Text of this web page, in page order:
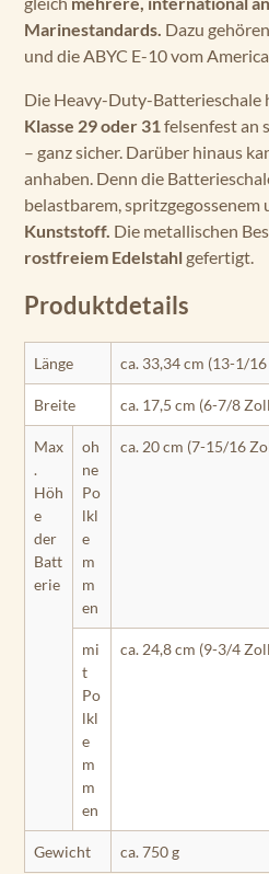
Marinestandards. Dazu
und die ABYC E-10 vom
Die Heavy-Duty-Batterieschale
Klasse 29 oder 31felsenfest an
– ganz sicher. Darüber hinaus
anhaben. Denn die
belastbarem, spritzgegossenem
Kunststoff. Die metallischen
rostfreiem Edelstahl gefertigt.
Produktdetails
Länge ca. 33,34 cm (13-1/
Breite ca. 17,5 cm (6-7/8
Max
.
Höh
e
der
Batt
erie
oh
ne
Po
lkl
e
m
m
en
ca. 20 cm (7-15/16
mi
t
Po
lkl
e
m
m
en
ca. 24,8 cm (9-3/4
Gewicht ca. 750 g